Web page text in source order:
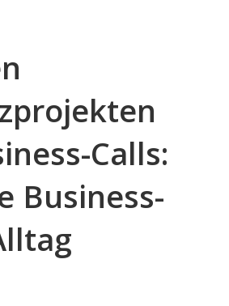
Calls:
Business-